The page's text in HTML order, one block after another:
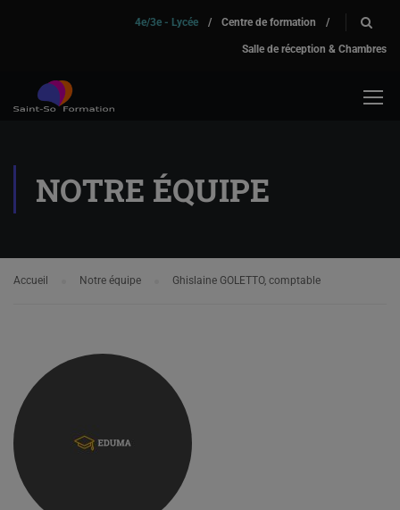
4e/3e - Lycée / Centre de formation /
Salle de réception & Chambres
NOTRE ÉQUIPE
Accueil Notre équipe Ghislaine GOLETTO, comptable